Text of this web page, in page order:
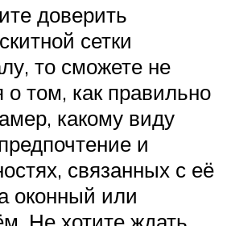
доверить
сетки
то сможете не
о том, как правильно
какому виду
и
связанных с её
оконный или